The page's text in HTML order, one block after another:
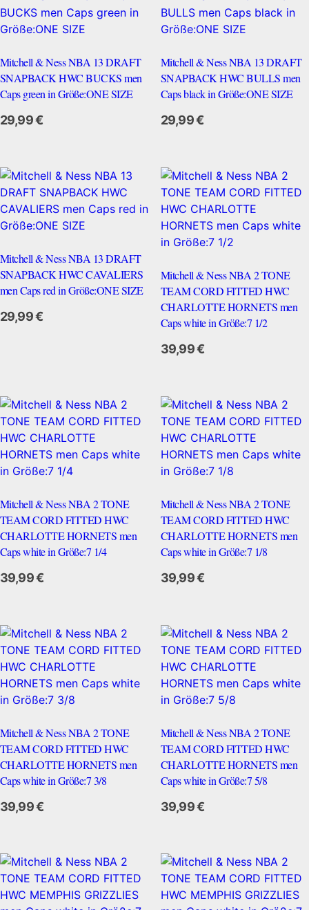
Mitchell & Ness NBA 13 DRAFT
SNAPBACK HWC BUCKS men
Caps green in Größe:ONE SIZE
29,99€
Mitchell & Ness NBA 13 DRAFT
SNAPBACK HWC BULLS men
Caps black in Größe:ONE SIZE
29,99€
Mitchell & Ness NBA 13 DRAFT
SNAPBACK HWC CAVALIERS
men Caps red in Größe:ONE SIZE
29,99€
Mitchell & Ness NBA 2 TONE
TEAM CORD FITTED HWC
CHARLOTTE HORNETS men
Caps white in Größe:7 1/2
39,99€
Mitchell & Ness NBA 2 TONE
TEAM CORD FITTED HWC
CHARLOTTE HORNETS men
Caps white in Größe:7 1/4
39,99€
Mitchell & Ness NBA 2 TONE
TEAM CORD FITTED HWC
CHARLOTTE HORNETS men
Caps white in Größe:7 1/8
39,99€
Mitchell & Ness NBA 2 TONE
TEAM CORD FITTED HWC
CHARLOTTE HORNETS men
Caps white in Größe:7 3/8
39,99€
Mitchell & Ness NBA 2 TONE
TEAM CORD FITTED HWC
CHARLOTTE HORNETS men
Caps white in Größe:7 5/8
39,99€